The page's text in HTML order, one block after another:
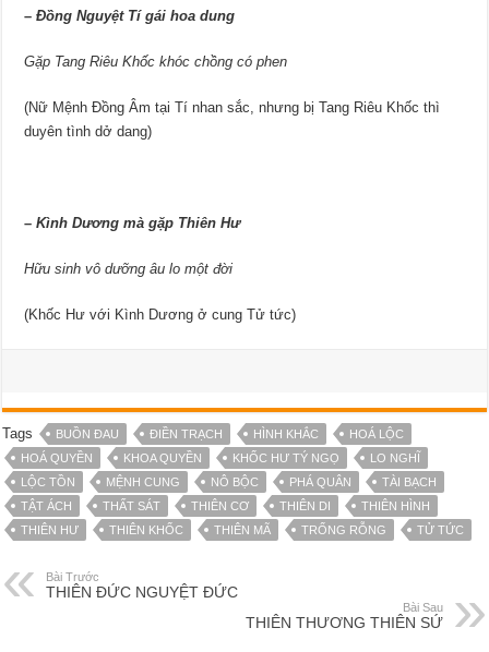
–Đồng Nguyệt Tí gái hoa dung
Gặp Tang Riêu Khốc khóc chồng có phen
(Nữ Mệnh Đồng Âm tại Tí nhan sắc, nhưng bị Tang Riêu Khốc thì
duyên tình dở dang)
–Kình Dương mà gặp Thiên Hư
Hữu sinh vô dưỡng âu lo một đời
(Khốc Hư với Kình Dương ở cung Tử tức)
Tags BUỒN ĐAU ĐIỀN TRẠCH HÌNH KHẮC
HOÁ LỘC
HOÁ QUYỀN
KHOA QUYỀN KHỐC HƯ TÝ NGỌ
LO NGHĨ
LỘC TỒN
MỆNH CUNG NÔ BỘC PHÁ QUÂN
TÀI BẠCH
TẬT ÁCH
THẤT SÁT THIÊN CƠ THIÊN DI
THIÊN HÌNH
THIÊN HƯ
THIÊN KHỐC THIÊN MÃ TRỐNG RỖNG TỬ TỨC
Bài Trước
THIÊN ĐỨC NGUYỆT ĐỨC
Bài Sau
THIÊN THƯƠNG THIÊN SỨ